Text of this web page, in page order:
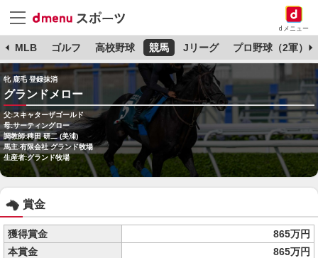
dメニュー
MLB ゴルフ 高校野球 競馬 Jリーグ プロ野球（2軍）
牝 鹿毛 登録抹消
グランドメロー
父:スキャターザゴールド
母:サーティングロー
調教師:稗田 研二 (美浦)
馬主:有限会社 グランド牧場
生産者:グランド牧場
賞金
獲得賞金
865万円
本賞金
865万円